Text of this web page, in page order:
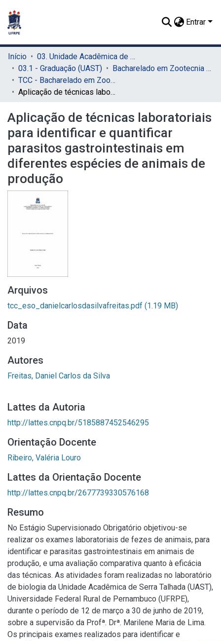
Entrar
Início
03. Unidade Acadêmica de Serra Talhada (UAST)
03.1 - Graduação (UAST)
Bacharelado em Zootecnia (UAST)
TCC - Bacharelado em Zootecnia (UAST)
Aplicação de técnicas laboratoriais para identificar e quantificar parasitos gastrointestinais em diferentes espécies de animais de produção
Aplicação de técnicas laboratoriais
para identificar e quantificar
parasitos gastrointestinais em
diferentes espécies de animais de
produção
Arquivos
tcc_eso_danielcarlosdasilvafreitas.pdf (1.19 MB)
Data
2019
Autores
Freitas, Daniel Carlos da Silva
Lattes da Autoria
http://lattes.cnpq.br/5185887452546295
Orientação Docente
Ribeiro, Valéria Louro
Lattes da Orientação Docente
http://lattes.cnpq.br/2677739330576168
Resumo
No Estágio Supervisionado Obrigatório objetivou-se
realizar os exames laboratoriais de fezes de animais, para
identificar e parasitas gastrointestinais em animais de
produção, e uma avaliação comparativa quanto à eficácia
das técnicas. As atividades foram realizadas no laboratório
de biologia da Unidade Acadêmica de Serra Talhada (UAST),
Universidade Federal Rural de Pernambuco (UFRPE),
durante o período de 12 de março a 30 de junho de 2019,
sobre a supervisão da Profª. Drª. Marilene Maria de Lima.
Os principais exames realizados para identificar e